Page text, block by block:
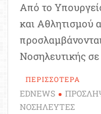
Από το
και Αθλητισμού
Νοσηλευτικής
ΠΕΡΙΣΣΟΤΕΡΑ
EDNEWS
ΝΟΣΗΛΕΥΤΕΣ